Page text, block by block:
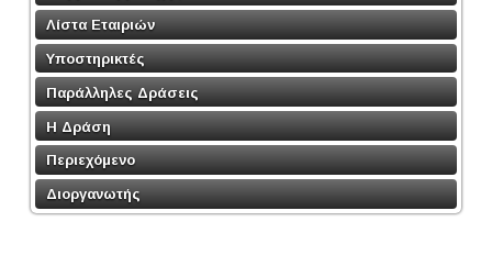
Λίστα Εταιριών
Υποστηρικτές
Παράλληλες Δράσεις
Η Δράση
Περιεχόμενο
Διοργανωτής